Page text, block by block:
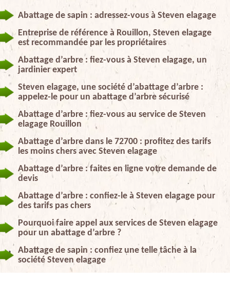
Abattage de sapin : adressez-vous à Steven elagage
Entreprise de référence à Rouillon, Steven elagage
est recommandée par les propriétaires
Abattage d’arbre : fiez-vous à Steven elagage, un
jardinier expert
Steven elagage, une société d’abattage d’arbre :
appelez-le pour un abattage d’arbre sécurisé
Abattage d’arbre : fiez-vous au service de Steven
elagage Rouillon
Abattage d’arbre dans le 72700 : profitez des tarifs
les moins chers avec Steven elagage
Abattage d’arbre : faites en ligne votre demande de
devis
Abattage d’arbre : confiez-le à Steven elagage pour
des tarifs pas chers
Pourquoi faire appel aux services de Steven elagage
pour un abattage d’arbre ?
Abattage de sapin : confiez une telle tâche à la
société Steven elagage